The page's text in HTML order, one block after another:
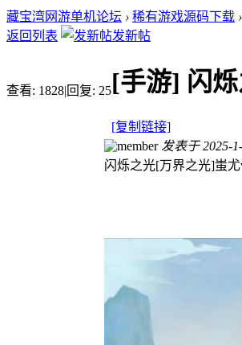
藏宝湾网游单机论坛 › 稀有游戏源码下载 ›
返回列表
发新帖
查看: 1828|回复: 25[手游] 闪
[复制链接]
发表于 2025-
闪烁之光[万界之光]蚩